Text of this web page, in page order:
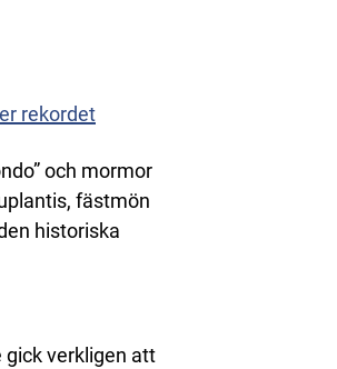
rekordet
och mormor
fästmön
historiska
gick verkligen att